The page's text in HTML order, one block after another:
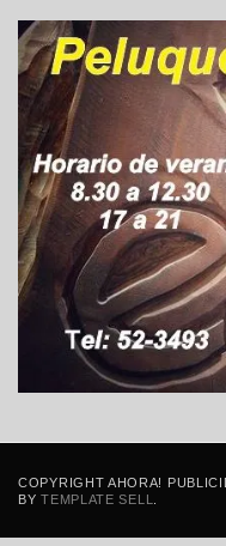
COPYRIGHT AHORA!
BYTEMPLATE SELL